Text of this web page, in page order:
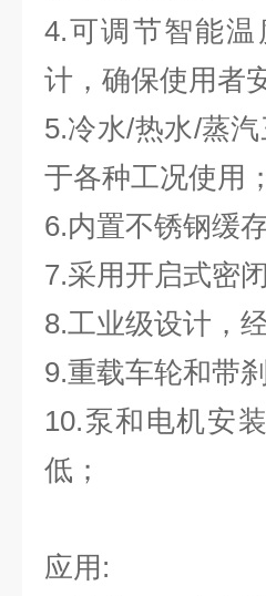
4.可调节智能
计，确保使用者
5.冷水/热水/蒸
于各种工况使用；
6.内置不锈钢缓
7.采用开启式密
8.工业级设计，
9.重载车轮和带
10.泵和电机安
低；
应用: